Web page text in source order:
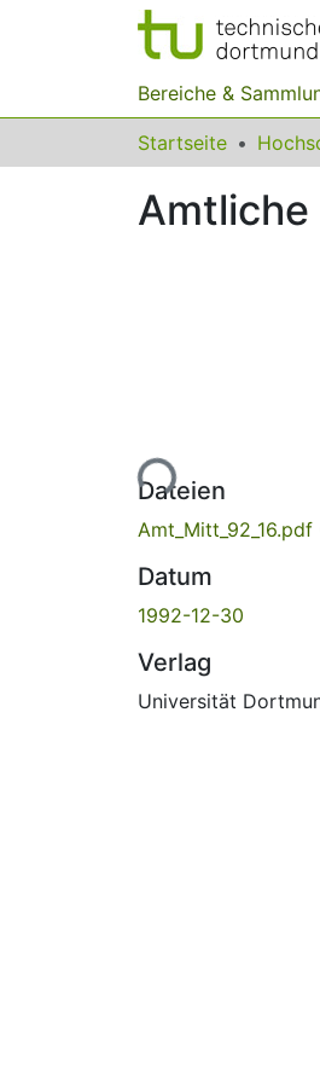
Bereiche &
Startseite
Lade...
Dateien
Amt_Mitt_92_16.pdf
Datum
1992-12-30
Verlag
Universität